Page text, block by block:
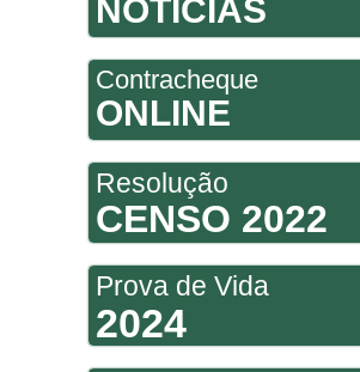
NOTÍCIAS
Contracheque
ONLINE
Resolução
CENSO 2022
Prova de Vida
2024